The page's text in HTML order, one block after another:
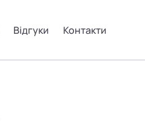
Відгуки Контакти